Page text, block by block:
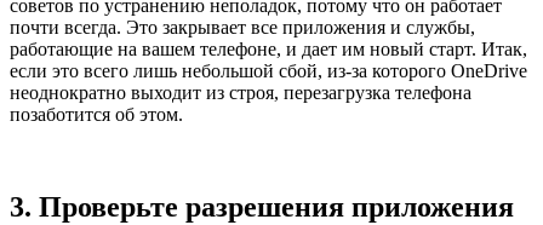
советов по устранению неполадок, потому что он работает
почти всегда. Это закрывает все приложения и службы,
работающие на вашем телефоне, и дает им новый старт. Итак,
если это всего лишь небольшой сбой, из-за которого OneDrive
неоднократно выходит из строя, перезагрузка телефона
позаботится об этом.
3. Проверьте разрешения приложения